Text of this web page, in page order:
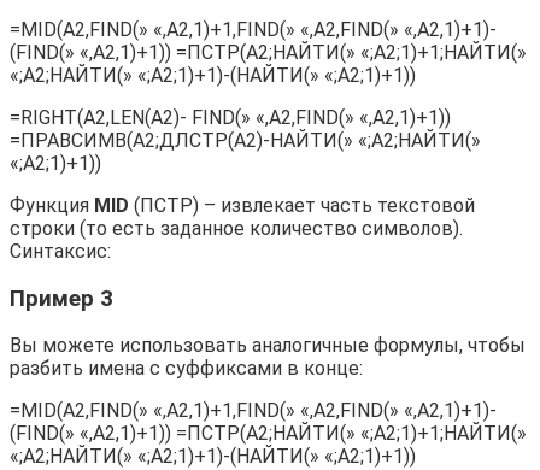
=MID(A2,FIND(» «,A2,1)+1,FIND(» «,A2,FIND(» «,A2,1)+1)-
(FIND(» «,A2,1)+1)) =ПСТР(A2;НАЙТИ(» «;A2;1)+1;НАЙТИ(»
«;A2;НАЙТИ(» «;A2;1)+1)-(НАЙТИ(» «;A2;1)+1))
=RIGHT(A2,LEN(A2)- FIND(» «,A2,FIND(» «,A2,1)+1))
=ПРАВСИМВ(A2;ДЛСТР(A2)-НАЙТИ(» «;A2;НАЙТИ(»
«;A2;1)+1))
Функция MID (ПСТР) – извлекает часть текстовой
строки (то есть заданное количество символов).
Синтаксис:
Пример 3
Вы можете использовать аналогичные формулы, чтобы
разбить имена с суффиксами в конце:
=MID(A2,FIND(» «,A2,1)+1,FIND(» «,A2,FIND(» «,A2,1)+1)-
(FIND(» «,A2,1)+1)) =ПСТР(A2;НАЙТИ(» «;A2;1)+1;НАЙТИ(»
«;A2;НАЙТИ(» «;A2;1)+1)-(НАЙТИ(» «;A2;1)+1))